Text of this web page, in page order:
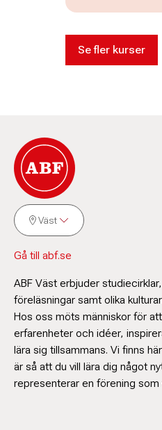
Se fler kurser
Väst
Gå till abf.se
ABF Väst erbjuder
föreläsningar samt olika
Hos oss möts människor för
erfarenheter och idéer,
lära sig tillsammans. Vi finns
är så att du vill lära dig något
representerar en förening som